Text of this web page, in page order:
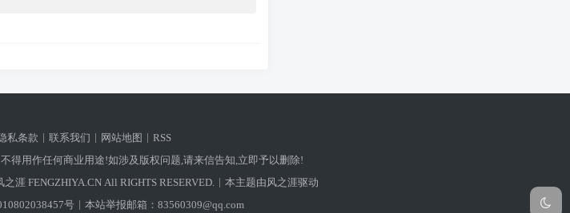
私条款 联系我们 网站地图
RSS
得用作任何商业用途!如涉及版权问题,请来信告知,立即予以删除!
之涯 FENGZHIYA.CNAll RIGHTS RESERVED.
本主题由风之涯驱动
号 本站举报邮箱： 83560309@qq.com